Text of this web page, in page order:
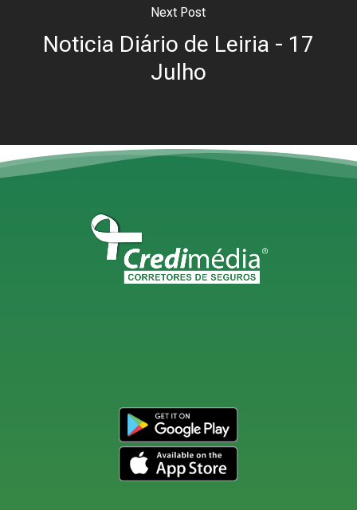
Next Post
Noticia Diário de Leiria - 17
Julho